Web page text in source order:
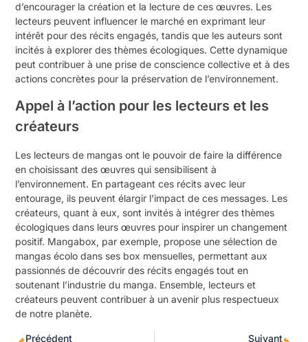
d’encourager la création et la lecture de ces œuvres. Les
lecteurs peuvent influencer le marché en exprimant leur
intérêt pour des récits engagés, tandis que les auteurs sont
incités à explorer des thèmes écologiques. Cette dynamique
peut contribuer à une prise de conscience collective et à des
actions concrètes pour la préservation de l’environnement.
Appel à l’action pour les lecteurs et les
créateurs
Les lecteurs de mangas ont le pouvoir de faire la différence
en choisissant des œuvres qui sensibilisent à
l’environnement. En partageant ces récits avec leur
entourage, ils peuvent élargir l’impact de ces messages. Les
créateurs, quant à eux, sont invités à intégrer des thèmes
écologiques dans leurs œuvres pour inspirer un changement
positif. Mangabox, par exemple, propose une sélection de
mangas écolo dans ses box mensuelles, permettant aux
passionnés de découvrir des récits engagés tout en
soutenant l’industrie du manga. Ensemble, lecteurs et
créateurs peuvent contribuer à un avenir plus respectueux
de notre planète.
Précédent Suivant